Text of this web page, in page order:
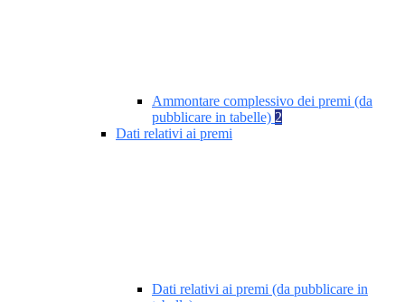
Ammontare complessivo dei premi (da
pubblicare in tabelle) 2
Dati relativi ai premi
Dati relativi ai premi (da pubblicare in